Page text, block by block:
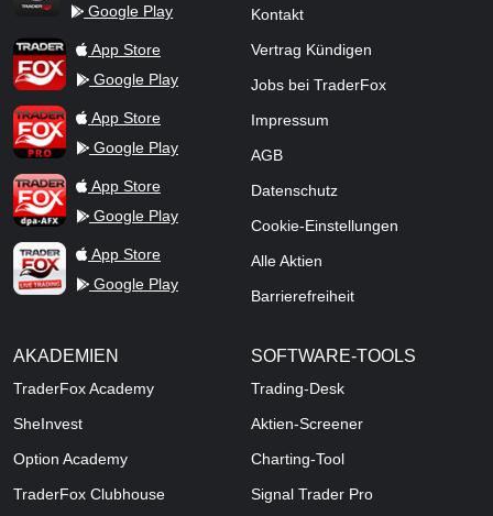
TraderFox Flash
Google Play
TraderFox AppApp Store
Google Play
TraderFox ProApp Store
Google Play
TraderFox dpa-AFX ProFeed
App Store
Google Play
TraderFox Live Trading
App Store
Google Play
Kontakt
Vertrag Kündigen
Jobs bei TraderFox
Impressum
AGB
Datenschutz
Cookie-Einstellungen
Alle Aktien
Barrierefreiheit
AKADEMIEN
TraderFox Academy
SheInvest
Option Academy
TraderFox Clubhouse
SOFTWARE-TOOLS
Trading-Desk
Aktien-Screener
Charting-Tool
Signal Trader Pro